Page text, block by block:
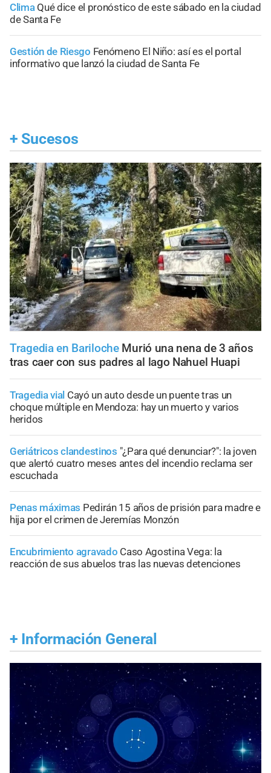
Clima Qué dice el pronóstico de este sábado en la ciudad
de Santa Fe
Gestión de Riesgo Fenómeno El Niño: así es el portal
informativo que lanzó la ciudad de Santa Fe
+ Sucesos
Tragedia en Bariloche Murió una nena de 3 años
tras caer con sus padres al lago Nahuel Huapi
Tragedia vial Cayó un auto desde un puente tras un
choque múltiple en Mendoza: hay un muerto y varios
heridos
Geriátricos clandestinos "¿Para qué denunciar?": la joven
que alertó cuatro meses antes del incendio reclama ser
escuchada
Penas máximas Pedirán 15 años de prisión para madre e
hija por el crimen de Jeremías Monzón
Encubrimiento agravado Caso Agostina Vega: la
reacción de sus abuelos tras las nuevas detenciones
+ Información General